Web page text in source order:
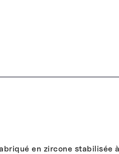
en zircone stabilisée